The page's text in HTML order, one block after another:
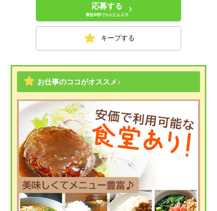
応募する
最短30秒でかんたん入力
キープする
お仕事のココがオススメ♪